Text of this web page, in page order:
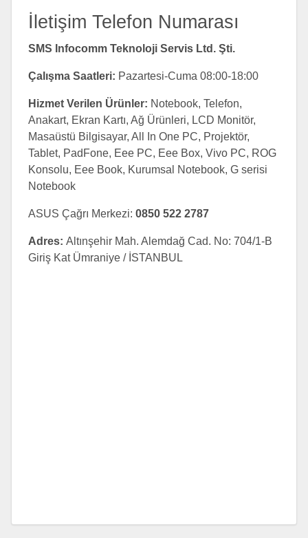
İletişim Telefon Numarası
SMS Infocomm Teknoloji Servis Ltd. Şti.
Çalışma Saatleri: Pazartesi-Cuma 08:00-18:00
Hizmet Verilen Ürünler: Notebook, Telefon,
Anakart, Ekran Kartı, Ağ Ürünleri, LCD Monitör,
Masaüstü Bilgisayar, All In One PC, Projektör,
Tablet, PadFone, Eee PC, Eee Box, Vivo PC, ROG
Konsolu, Eee Book, Kurumsal Notebook, G serisi
Notebook
ASUS Çağrı Merkezi: 0850 522 2787
Adres: Altınşehir Mah. Alemdağ Cad. No: 704/1-B
Giriş Kat Ümraniye / İSTANBUL